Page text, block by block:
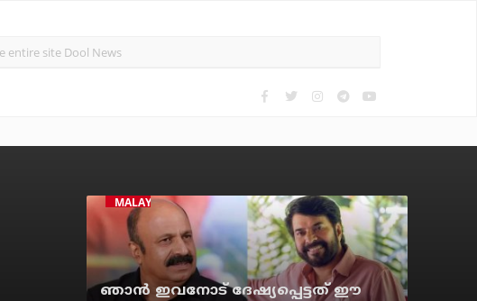
MALAYALAM CINEMA
ഞാന്‍ ഇവനോട് ദേഷ്യപ്പെട്ടത് ഈ